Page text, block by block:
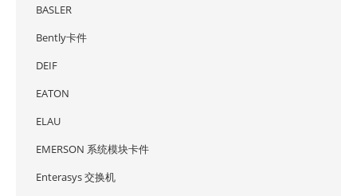
BASLER
Bently卡件
DEIF
EATON
ELAU
EMERSON 系统模块卡件
Enterasys 交换机